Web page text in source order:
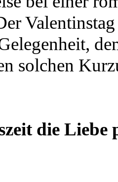
solchen
die Liebe